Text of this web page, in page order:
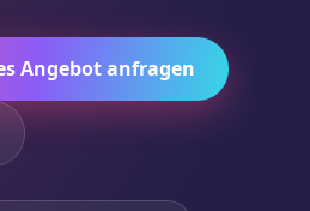
Angebot anfragen